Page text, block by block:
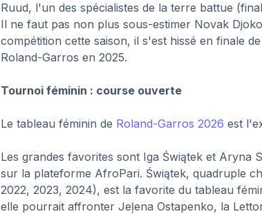
Ruud, l'un des spécialistes de la terre battue
Il ne faut pas non plus sous-estimer Novak
compétition cette saison, il s'est hissé en finale
Roland-Garros en 2025.
Tournoi féminin : course ouverte
Le tableau féminin de Roland-Garros 2026 est
Les grandes favorites sont Iga Świątek et Aryna
sur la plateforme AfroPari. Świątek, quadruple
2022, 2023, 2024), est la favorite du tableau
elle pourrait affronter Jeļena Ostapenko, la